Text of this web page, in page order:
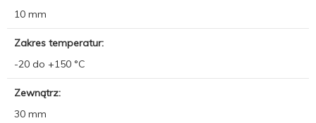
10 mm
Zakres temperatur:
-20 do +150 °C
Zewnątrz:
30 mm